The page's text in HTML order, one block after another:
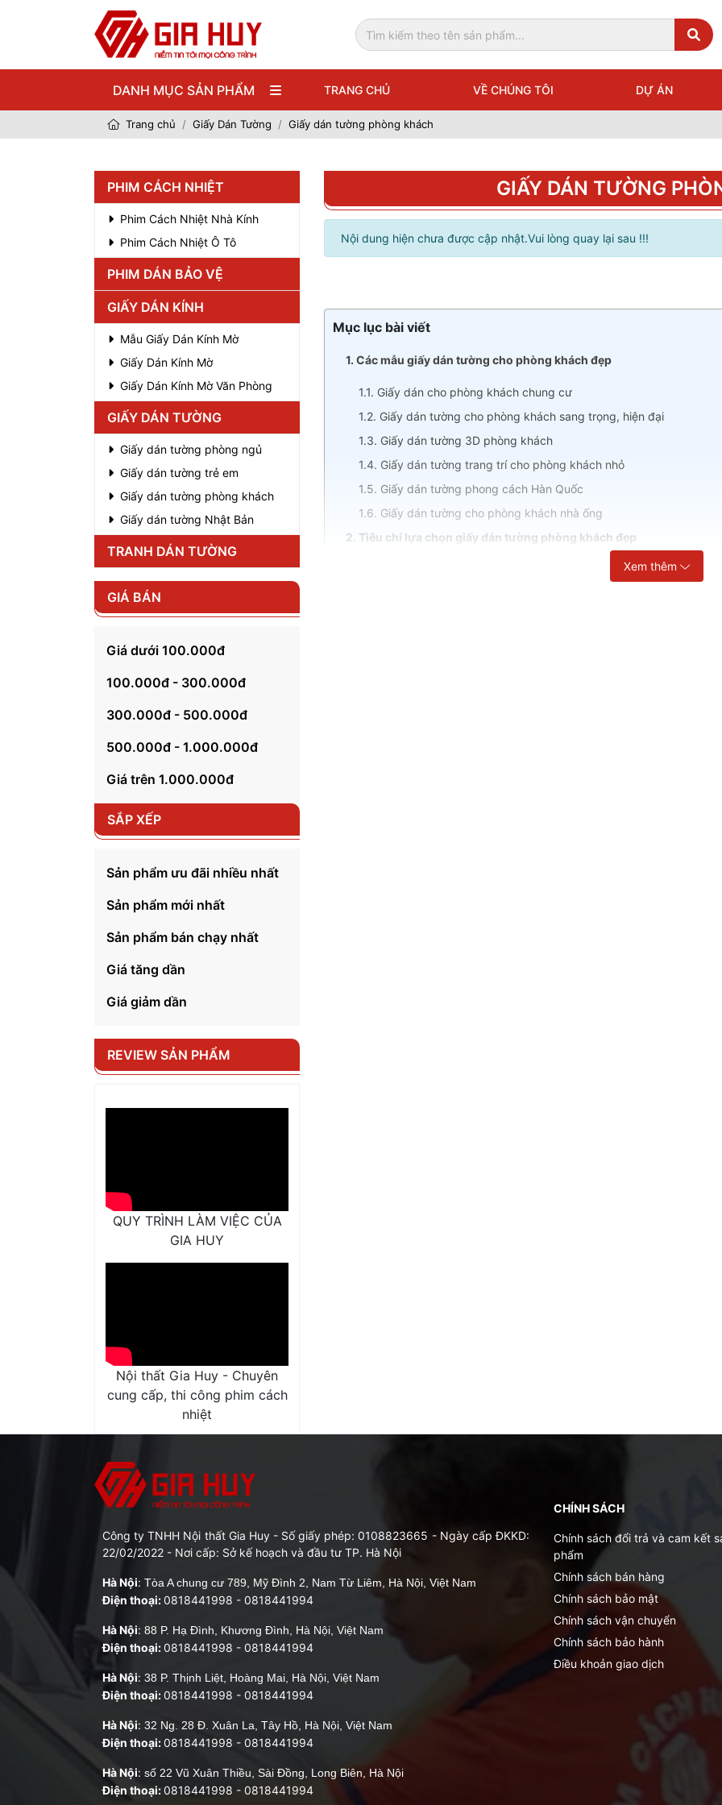
DANH MỤC SẢN PHẨM TRANG CHỦ VỀ CHÚNG TÔI DỰ ÁN
Trang chủ Giấy Dán Tường Giấy dán tường phòng khách
GIẤY DÁN TƯỜNG
Nội dung hiện chưa được cập nhật.Vui lòng quay lại sau !!!
Mục lục bài viết
1. Các mẫu giấy dán tường cho phòng khách đẹp
1.1. Giấy dán cho phòng khách chung cư
1.2. Giấy dán tường cho phòng khách sang trọng, hiện đại
1.3. Giấy dán tường 3D phòng khách
1.4. Giấy dán tường trang trí cho phòng khách nhỏ
1.5. Giấy dán tường phong cách Hàn Quốc
1.6. Giấy dán tường cho phòng khách nhà ống
2. Tiêu chí lựa chọn giấy dán tường phòng khách đẹp
2.1. Lựa chọn giấy dán tường theo kích thước phòng khách
phòng để tạo điểm nhấn.
Xem thêm
PHIM CÁCH NHIỆT
Phim Cách Nhiệt Nhà Kính
Phim Cách Nhiệt Ô Tô
PHIM DÁN BẢO VỆ
GIẤY DÁN KÍNH
Mẫu Giấy Dán Kính Mờ
Giấy Dán Kính Mờ
Giấy Dán Kính Mờ Văn Phòng
GIẤY DÁN TƯỜNG
Giấy dán tường phòng ngủ
Giấy dán tường trẻ em
Giấy dán tường phòng khách
Giấy dán tường Nhật Bản
TRANH DÁN TƯỜNG
GIÁ BÁN
Giá dưới 100.000đ
100.000đ - 300.000đ
300.000đ - 500.000đ
500.000đ - 1.000.000đ
Giá trên 1.000.000đ
SẮP XẾP
Sản phẩm ưu đãi nhiều nhất
Sản phẩm mới nhất
Sản phẩm bán chạy nhất
Giá tăng dần
Giá giảm dần
REVIEW SẢN PHẨM
QUY TRÌNH LÀM VIỆC CỦA
GIA HUY
Nội thất Gia Huy - Chuyên
cung cấp, thi công phim cách
nhiệt
Công ty TNHH Nội thất Gia Huy - Số giấy phép: 0108823665 - Ngày cấp ĐKKD:
22/02/2022 - Nơi cấp: Sở kế hoạch và đầu tư TP. Hà Nội
Hà Nội: Tòa A chung cư 789, Mỹ Đình 2, Nam Từ Liêm, Hà Nội, Việt Nam
Điện thoại:0818441998 - 0818441994
Hà Nội: 88 P. Hạ Đình, Khương Đình, Hà Nội, Việt Nam
Điện thoại:0818441998 - 0818441994
Hà Nội: 38 P. Thịnh Liệt, Hoàng Mai, Hà Nội, Việt Nam
Điện thoại:0818441998 - 0818441994
Hà Nội: 32 Ng. 28 Đ. Xuân La, Tây Hồ, Hà Nội, Việt Nam
Điện thoại:0818441998 - 0818441994
Hà Nội: số 22 Vũ Xuân Thiều, Sài Đồng, Long Biên, Hà Nội
Điện thoại:0818441998 - 0818441994
CHÍNH SÁCH
Chính sách đổi trả và cam kết
phẩm
Chính sách bán hàng
Chính sách bảo mật
Chính sách vận chuyển
Chính sách bảo hành
Điều khoản giao dịch